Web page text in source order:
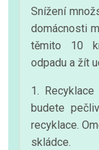
Snížení
domácnosti
těmito 10
odpadu a žít
1.
budete
recyklace.
skládce.